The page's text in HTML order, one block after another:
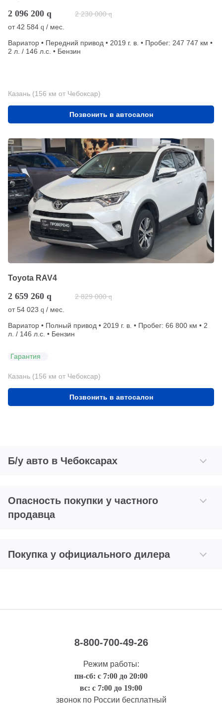
2 096 200 q 2 230 000 q
от42 584 q / мес.
Вариатор • Передний привод • 2019 г. в. • Пробег: 247 747 км •
2 л. / 146 л.с. • Бензин
Казань (156 км от Чебоксар)
Позвонить в автосалон
Toyota RAV4
2 659 260 q 2 829 000 q
от54 023 q / мес.
Вариатор • Полный привод • 2019 г. в. • Пробег: 66 800 км • 2
л. / 146 л.с. • Бензин
Гарантия
Казань (156 км от Чебоксар)
Позвонить в автосалон
Б/у авто в Чебоксарах
Опасность покупки у частного
продавца
Покупка у официального дилера
8-800-700-49-26
Режим работы:
пн-сб: с 7:00 до 20:00
вс: с 7:00 до 19:00
звонок по России бесплатный